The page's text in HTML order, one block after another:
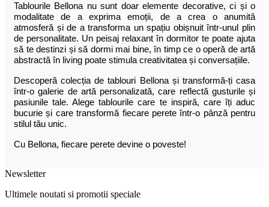
Tablourile Bellona nu sunt doar elemente decorative, ci și o
modalitate de a exprima emoții, de a crea o anumită
atmosferă și de a transforma un spațiu obișnuit într-unul plin
de personalitate. Un peisaj relaxant în dormitor te poate ajuta
să te destinzi și să dormi mai bine, în timp ce o operă de artă
abstractă în living poate stimula creativitatea și conversațiile.
Descoperă colecția de tablouri Bellona și transformă-ți casa
într-o galerie de artă personalizată, care reflectă gusturile și
pasiunile tale. Alege tablourile care te inspiră, care îți aduc
bucurie și care transformă fiecare perete într-o pânză pentru
stilul tău unic.
Cu Bellona, fiecare perete devine o poveste!
Newsletter
Ultimele noutati si promotii speciale